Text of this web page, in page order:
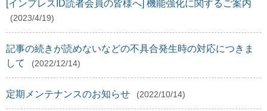
[インプレスID読者会員の皆様へ] 機能強化に関するご案内
(2023/4/19)
記事の続きが読めないなどの不具合発生時の対応につきま
して
(2022/12/14)
定期メンテナンスのお知らせ (2022/10/14)